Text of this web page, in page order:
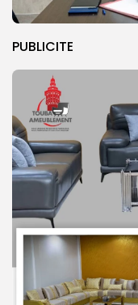
PUBLICITE